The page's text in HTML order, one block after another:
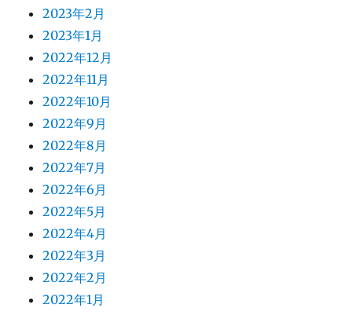
2023年2月
2023年1月
2022年12月
2022年11月
2022年10月
2022年9月
2022年8月
2022年7月
2022年6月
2022年5月
2022年4月
2022年3月
2022年2月
2022年1月